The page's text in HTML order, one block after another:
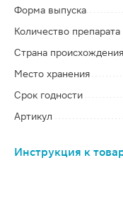
Форма выпуска
Количество препарата
Страна происхождения
Место хранения
Срок годности
Артикул
Инструкция к